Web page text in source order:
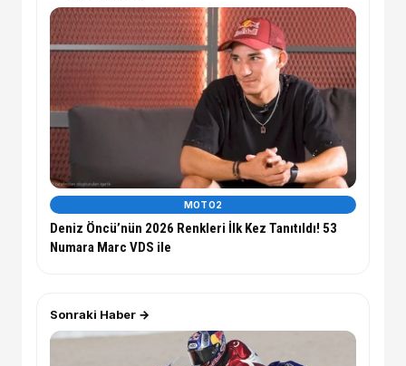
MOTO2
Deniz Öncü’nün 2026 Renkleri İlk Kez Tanıtıldı! 53
Numara Marc VDS ile
Sonraki Haber →